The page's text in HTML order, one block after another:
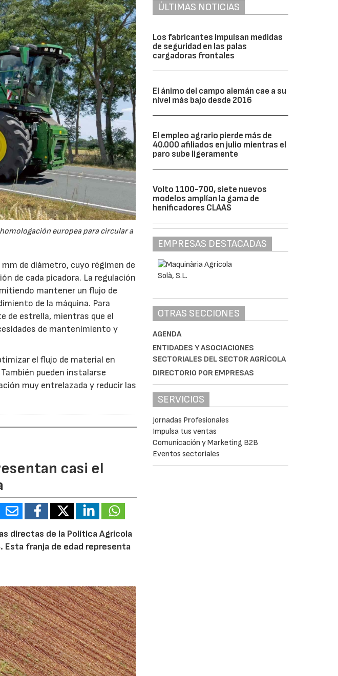
europea para circular a
de diámetro, cuyo régimen de
de cada picadora. La regulación
mantener un flujo de
de la máquina. Para
de estrella, mientras que el
de mantenimiento y
el flujo de material en
pueden instalarse
muy entrelazada y reducir las
casi el
directas de la Política Agrícola
Esta franja de edad representa
ÚLTIMAS NOTICIAS
Los fabricantes impulsan medidas
de seguridad en las palas
cargadoras frontales
El ánimo del campo alemán cae a su
nivel más bajo desde 2016
El empleo agrario pierde más de
40.000 afiliados en julio mientras el
paro sube ligeramente
Volto 1100-700, siete nuevos
modelos amplían la gama de
henificadores CLAAS
EMPRESAS DESTACADAS
OTRAS SECCIONES
AGENDA
ENTIDADES Y ASOCIACIONES
SECTORIALES DEL SECTOR AGRÍCOLA
DIRECTORIO POR EMPRESAS
SERVICIOS
Jornadas Profesionales
Impulsa tus ventas
Comunicación y Marketing B2B
Eventos sectoriales